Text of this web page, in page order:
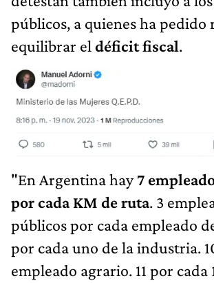
públicos, a quienes ha pedido
equilibrar el déficit fiscal.
"En Argentina hay7
por cada KM de ruta. 3
públicos por cada empleado
por cada uno de la industria.
empleado agrario. 11 por cada